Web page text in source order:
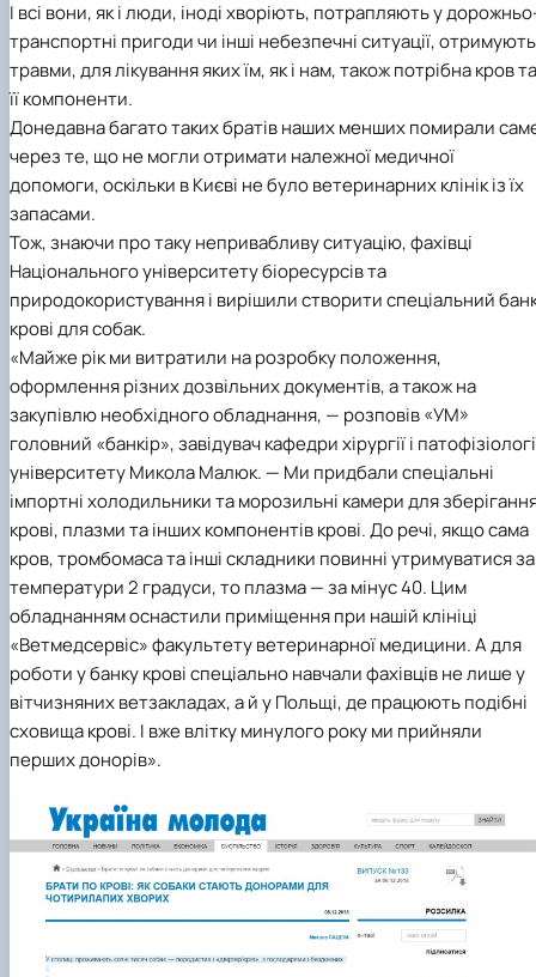
І всі вони, як і люди, іноді хворіють, потрапляють у
транспортні пригоди чи інші небезпечні ситуації, отримують
травми, для лікування яких їм, як і нам, також потрібна кров та
її компоненти.
Донедавна багато таких братів наших менших помирали
через те, що не могли отримати належної медичної
допомоги, оскільки в Києві не було ветеринарних клінік із їх
запасами.
Тож, знаючи про таку непривабливу ситуацію, фахівці
Національного університету біоресурсів та
природокористування і вирішили створити спеціальний
крові для собак.
«Майже рік ми витратили на розробку положення,
оформлення різних дозвільних документів, а також на
закупівлю необхідного обладнання, — розповів «УМ»
головний «банкір», завідувач кафедри хірургії і
університету Микола Малюк. — Ми придбали спеціальні
імпортні холодильники та морозильні камери для
крові, плазми та інших компонентів крові. До речі, якщо сама
кров, тромбомаса та інші складники повинні утримуватися за
температури 2 градуси, то плазма — за мінус 40. Цим
обладнанням оснастили приміщення при нашій клініці
«Ветмедсервіс» факультету ветеринарної медицини. А для
роботи у банку крові спеціально навчали фахівців не лише у
вітчизняних ветзакладах, а й у Польщі, де працюють подібні
сховища крові. І вже влітку минулого року ми прийняли
перших донорів».